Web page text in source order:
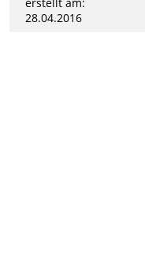
erstellt am:
28.04.2016